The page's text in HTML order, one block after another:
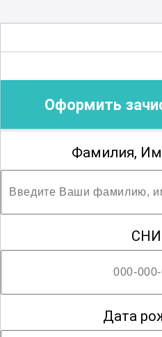
Гигиена
Гигиена
Оформить
Фамилия,
Дата